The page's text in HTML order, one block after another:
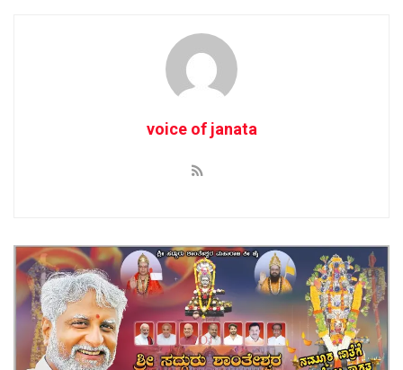
voice of janata